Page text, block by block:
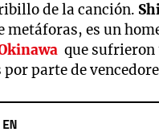
de la canción.
metáforas, es un
que sufrieron
por parte de